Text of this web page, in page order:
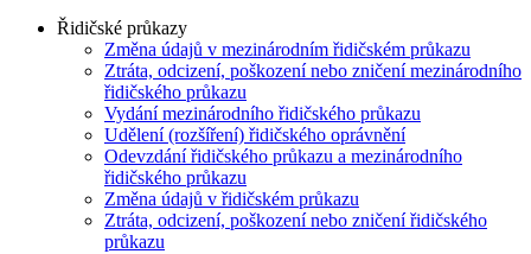
Řidičské průkazy
Změna údajů v mezinárodním řidičském průkazu
Ztráta, odcizení, poškození nebo zničení mezinárodního
řidičského průkazu
Vydání mezinárodního řidičského průkazu
Udělení (rozšíření) řidičského oprávnění
Odevzdání řidičského průkazu a mezinárodního
řidičského průkazu
Změna údajů v řidičském průkazu
Ztráta, odcizení, poškození nebo zničení řidičského
průkazu